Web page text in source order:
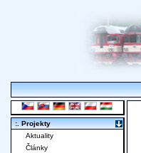
:. Projekty
Aktuality
Články